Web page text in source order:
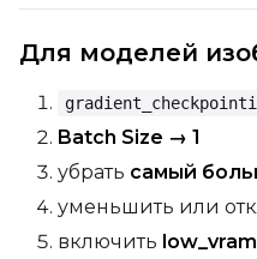
Для моделей
Batch Size → 1
убрать самый
уменьшить или
включить low_vram